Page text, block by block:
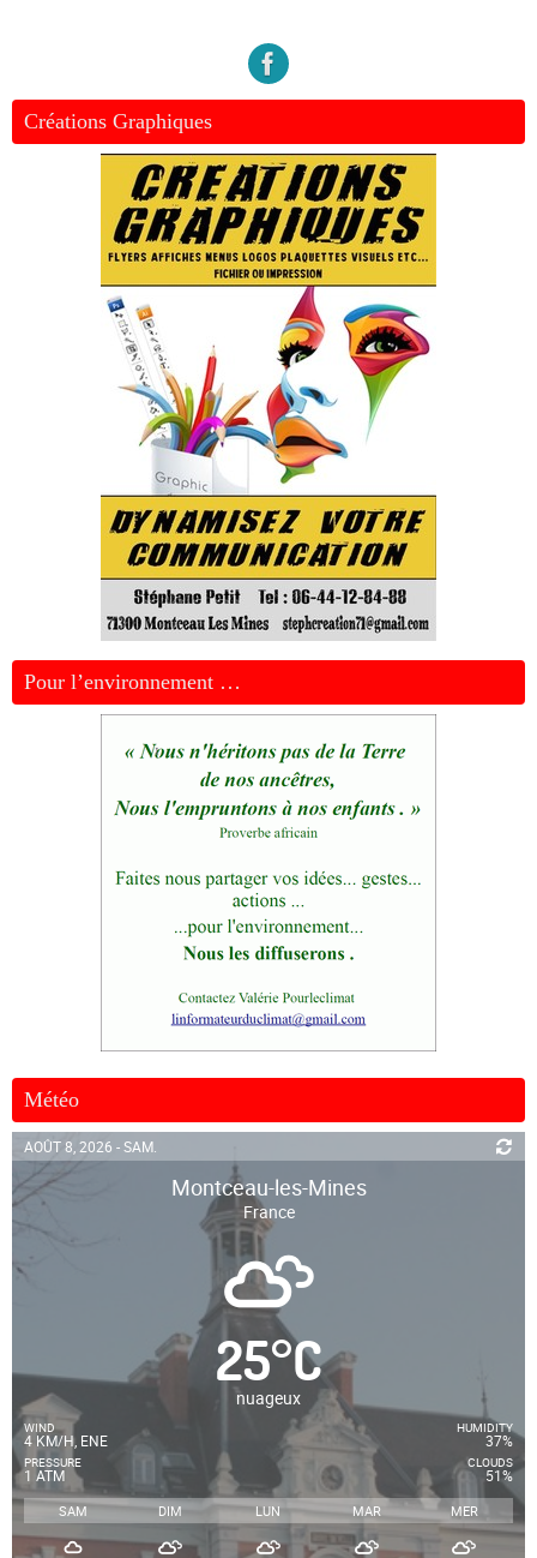
Créations Graphiques
Pour l’environnement …
Météo
AOÛT 8, 2026 - SAM.
Montceau-les-Mines
France
25°C
nuageux
WIND
4 KM/H, ENE
PRESSURE
1 ATM
HUMIDITY
37%
CLOUDS
51%
SAM DIM LUN MAR MER